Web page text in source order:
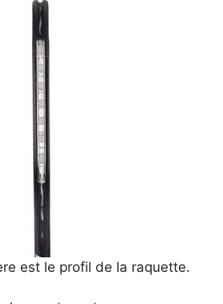
est le profil de la raquette.